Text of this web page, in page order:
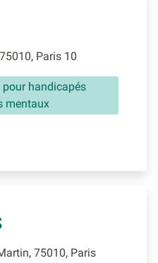
Paris 10
handicapés
mentaux
75010, Paris